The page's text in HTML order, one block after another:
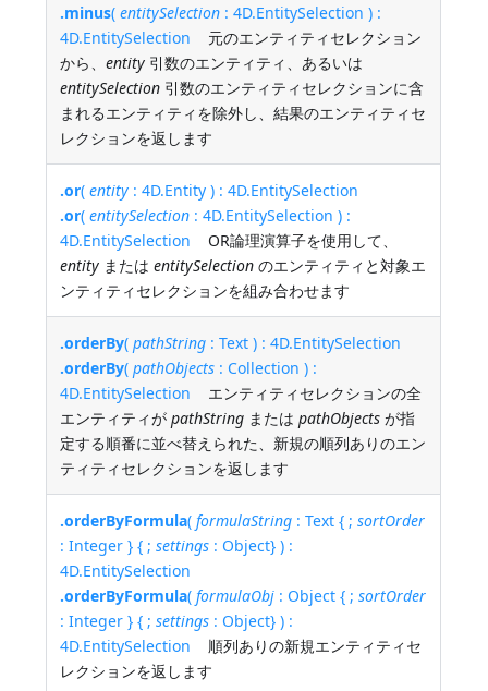
.minus(entitySelection : 4D.EntitySelection ) :
4D.EntitySelection 元のエンティティセレクション
から、entity 引数のエンティティ、あるいは
entitySelection 引数のエンティティセレクションに含
まれるエンティティを除外し、結果のエンティティセ
レクションを返します
.or(entity : 4D.Entity ) : 4D.EntitySelection
.or(entitySelection : 4D.EntitySelection ) :
4D.EntitySelection OR論理演算子を使用して、
entity またはentitySelection のエンティティと対象エ
ンティティセレクションを組み合わせます
.orderBy(pathString : Text ) : 4D.EntitySelection
.orderBy(pathObjects : Collection ) :
4D.EntitySelection エンティティセレクションの全
エンティティがpathString またはpathObjects が指
定する順番に並べ替えられた、新規の順列ありのエン
ティティセレクションを返します
.orderByFormula(formulaString : Text { ;sortOrder
: Integer } { ;settings : Object} ) :
4D.EntitySelection
.orderByFormula(formulaObj : Object { ;sortOrder
: Integer } { ;settings : Object} ) :
4D.EntitySelection 順列ありの新規エンティティセ
レクションを返します